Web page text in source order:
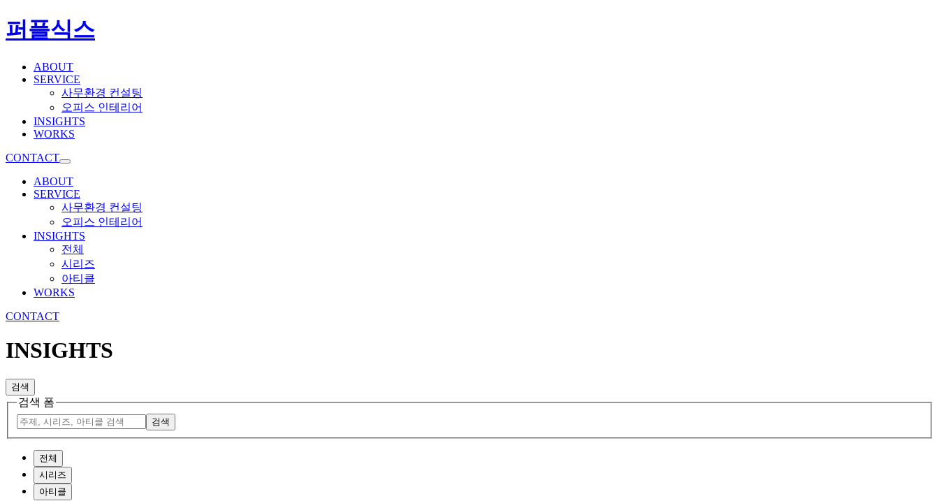
퍼플식스
ABOUT
SERVICE
사무환경 컨설팅
오피스 인테리어
INSIGHTS
WORKS
CONTACT
ABOUT
SERVICE
사무환경 컨설팅
오피스 인테리어
INSIGHTS
전체
시리즈
아티클
WORKS
CONTACT
INSIGHTS
검색
검색 폼
검색
전체
시리즈
아티클